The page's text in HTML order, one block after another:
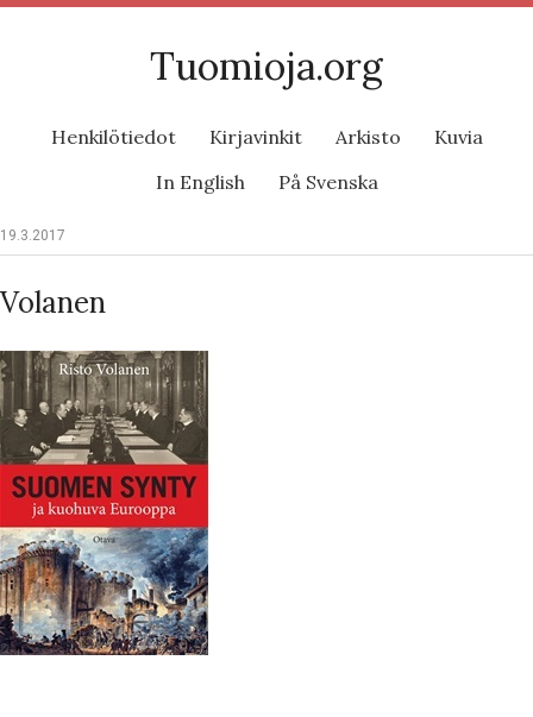
Tuomioja.org
Henkilötiedot Kirjavinkit Arkisto
Kuvia
In English
På Svenska
19.3.2017
Volanen